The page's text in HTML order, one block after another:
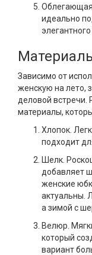
идеально
элегантного
Зависимо от
женскую на лето,
деловой
материалы,
Хлопок.
подходит
Шелк.
добавляет
женские
актуальны.
а зимой с
Велюр.
который
вариант